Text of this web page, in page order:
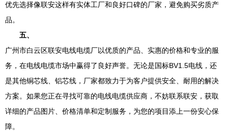
优先选择像联安这样有实体工厂和良好口碑的厂家，避免购买劣质产
品。
五、
广州市白云区联安电线电缆厂以优质的产品、实惠的价格和专业的服
务，在电线电缆市场中赢得了良好声誉。无论是国标BV1.5电线，还
是其他铜芯线、铝芯线，厂家都致力于为客户提供安全、耐用的解决
方案。如果您正在寻找可靠的电线电缆供应商，不妨联系联安，获取
详细的产品图片、价格清单和定制服务，为您的项目添上一份安心保
障。